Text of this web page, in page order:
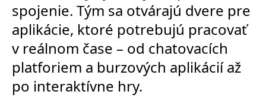
spojenie. Tým sa otvárajú dvere pre
aplikácie, ktoré potrebujú pracovať
v reálnom čase – od chatovacích
platforiem a burzových aplikácií až
po interaktívne hry.